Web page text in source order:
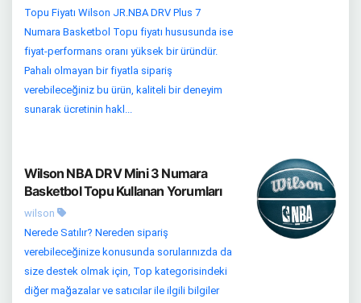
Topu Fiyatı Wilson JR.NBA DRV Plus 7
Numara Basketbol Topu fiyatı hususunda ise
fiyat-performans oranı yüksek bir üründür.
Pahalı olmayan bir fiyatla sipariş
verebileceğiniz bu ürün, kaliteli bir deneyim
sunarak ücretinin hakl...
Wilson NBA DRV Mini 3 Numara
Basketbol Topu Kullanan Yorumları
wilson
Nerede Satılır? Nereden sipariş
verebileceğinize konusunda sorularınızda da
size destek olmak için, Top kategorisindeki
diğer mağazalar ve satıcılar ile ilgili bilgiler